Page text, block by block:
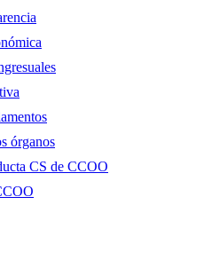
órganos
CS de CCOO